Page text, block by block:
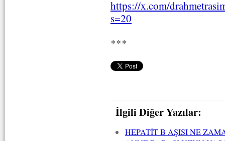
https://x.com/
s=20
***
İlgili Diğer Yazılar:
HEPATİT B AŞISI NE